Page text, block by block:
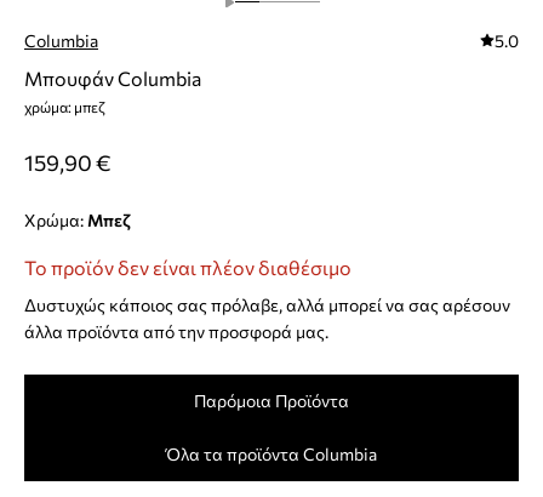
Columbia 5.0
Μπουφάν Columbia
χρώμα: μπεζ
159,90 €
Χρώμα: μπεζ
Το προϊόν δεν είναι πλέον διαθέσιμο
Δυστυχώς κάποιος σας πρόλαβε, αλλά μπορεί να σας αρέσουν
άλλα προϊόντα από την προσφορά μας.
Παρόμοια Προϊόντα
Όλα τα προϊόντα Columbia